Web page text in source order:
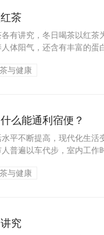
茶
各有讲究，冬日喝茶以红
体阳气，还含有丰富的蛋
茶与健康
么能通利宿便？
水平不断提高，现代化生
普遍以车代步，室内工作
茶与健康
究